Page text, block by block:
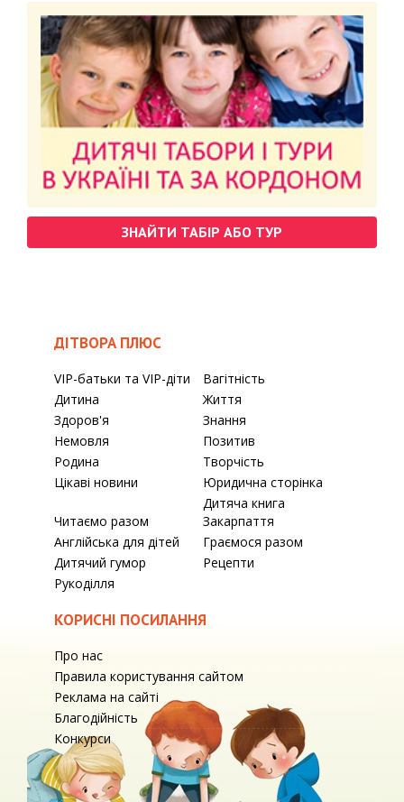
ЗНАЙТИ ТАБІР АБО ТУР
ДІТВОРА ПЛЮС
VIP-батьки та VIP-діти
Вагітність
Дитина
Життя
Здоров'я
Знання
Немовля
Позитив
Родина
Творчість
Цікаві новини
Юридична сторінка
Читаємо разом
Дитяча книга
Закарпаття
Англійська для дітей
Граємося разом
Дитячий гумор
Рецепти
Рукоділля
КОРИСНІ ПОСИЛАННЯ
Про нас
Правила користування сайтом
Реклама на сайті
Благодійність
Конкурси